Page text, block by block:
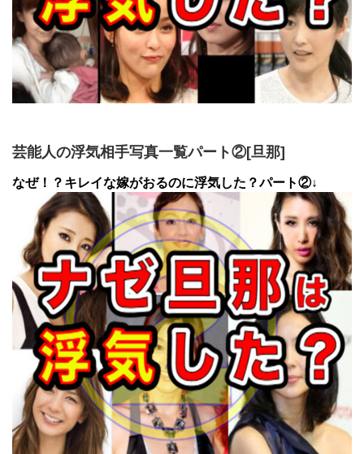
芸能人の浮気相手写真一覧パート②[旦那]
なぜ！？キレイな嫁がおるのに浮気した？パート②↓